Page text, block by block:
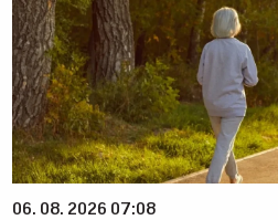
06. 08. 2026 07:08